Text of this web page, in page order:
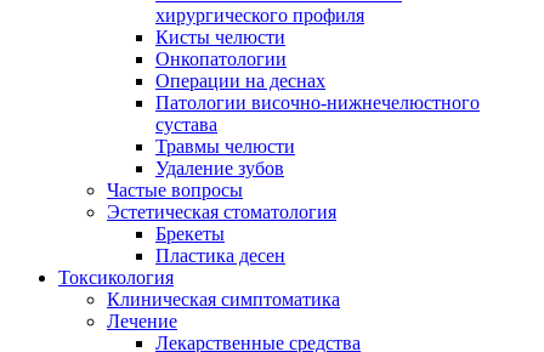
хирургического профиля
Кисты челюсти
Онкопатологии
Операции на деснах
Патологии височно-нижнечелюстного
сустава
Травмы челюсти
Удаление зубов
Частые вопросы
Эстетическая стоматология
Брекеты
Пластика десен
Токсикология
Клиническая симптоматика
Лечение
Лекарственные средства